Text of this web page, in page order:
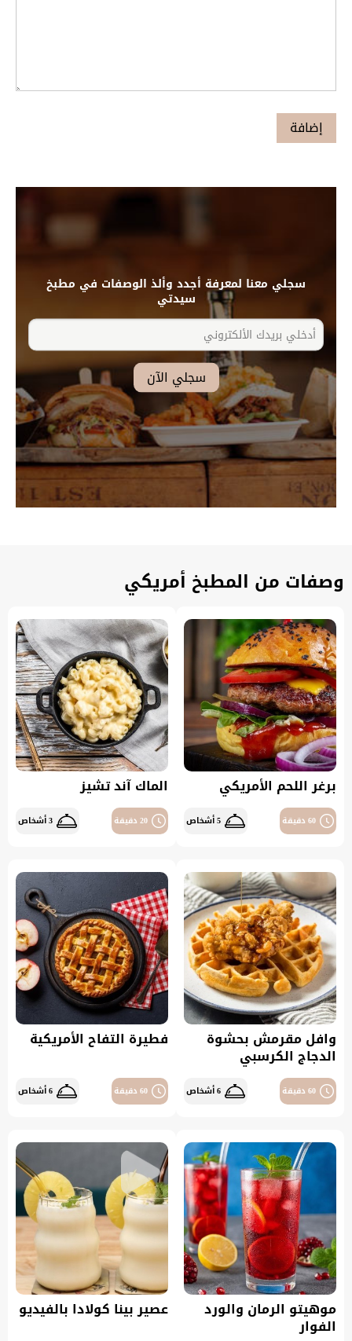
سجلي معنا لمعرفة أجدد وألذ الوصفات في مطبخ
سيدتي
وصفات من المطبخ أمريكي
برغر اللحم الأمريكي
60 دقيقة 5 أشخاص
الماك آند تشيز
20 دقيقة 3 أشخاص
وافل مقرمش بحشوة
الدجاج الكرسبي
60 دقيقة 6 أشخاص
فطيرة التفاح الأمريكية
60 دقيقة 6 أشخاص
موهيتو الرمان والورد
الفوار
عصير بينا كولادا بالفيديو